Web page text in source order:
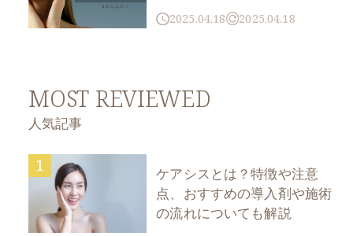
2025.04.18 2025.04.18
MOST REVIEWED
人気記事
1
ケアシスとは？特徴や注意
点、おすすめの導入剤や施術
の流れについても解説